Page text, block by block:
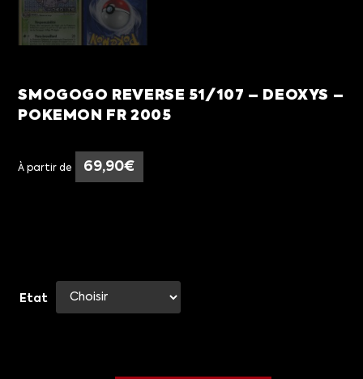
SMOGOGO REVERSE 51/107 – DEOXYS –
POKEMON FR 2005
À partir de 69,90€
Etat